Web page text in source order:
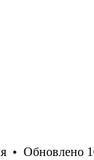
• Обновлено